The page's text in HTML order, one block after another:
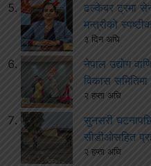
ढल्केबर ट्रमा
मन्त्रीको
३ दिन अघि
नेपाल उद्योग
विकास
२ हप्ता अघि
सुनसरी
सीडीओसहित
२ हप्ता अघि